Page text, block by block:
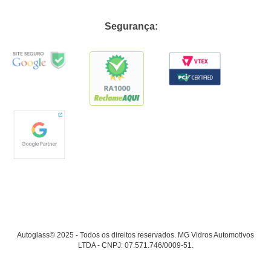
Segurança:
Autoglass© 2025 - Todos os direitos reservados. MG Vidros Automotivos
LTDA - CNPJ: 07.571.746/0009-51.